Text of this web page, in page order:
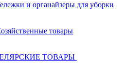
и органайзеры для уборки
товары
ТОВАРЫ